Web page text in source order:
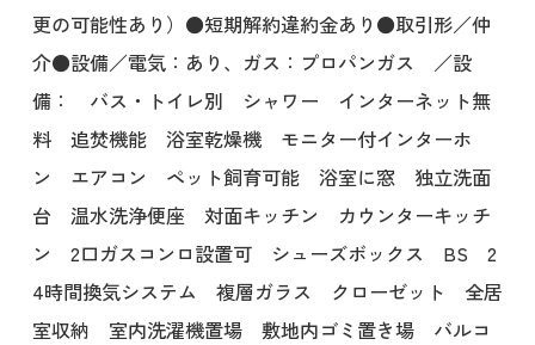
更の可能性あり）●短期解約違約金あり●取引形／仲
介●設備／電気：あり、ガス：プロパンガス ／設
備： バス・トイレ別 シャワー インターネット無
料 追焚機能 浴室乾燥機 モニター付インターホ
ン エアコン ペット飼育可能 浴室に窓 独立洗面
台 温水洗浄便座 対面キッチン カウンターキッチ
ン 2口ガスコンロ設置可 シューズボックス BS 2
4時間換気システム 複層ガラス クローゼット 全居
室収納 室内洗濯機置場 敷地内ゴミ置き場 バルコ